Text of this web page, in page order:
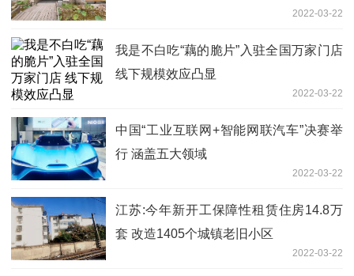
2022-03-22
我是不白吃“藕的脆片”入驻全国万家门店
线下规模效应凸显
2022-03-22
中国“工业互联网+智能网联汽车”决赛举
行 涵盖五大领域
2022-03-22
江苏:今年新开工保障性租赁住房14.8万
套 改造1405个城镇老旧小区
2022-03-22